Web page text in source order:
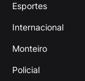
Esportes
Internacional
Monteiro
Policial